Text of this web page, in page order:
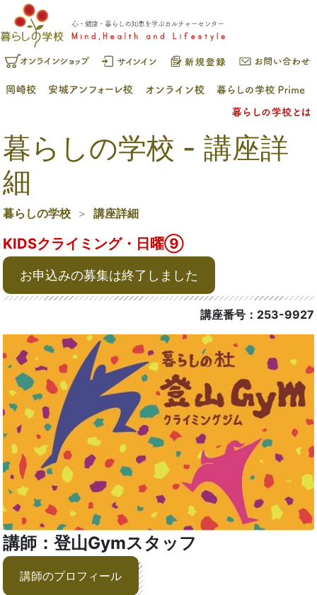
暮らしの学校 - 講座詳
細
暮らしの学校 講座詳細
KIDSクライミング・日曜⑨
お申込みの募集は終了しました
講座番号：253-9927
講師：登山Gymスタッフ
講師のプロフィール